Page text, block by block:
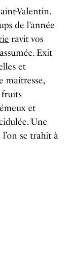
Valentin.
de l’année
ravit vos
Exit
et
maîtresse,
fruits
et
Une
se trahit à